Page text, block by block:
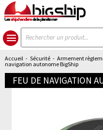
Lesshipchandlersde la planète mer
Accueil - Sécurité - Armement
navigation autonome BigShip
FEU DE NAVIGATION